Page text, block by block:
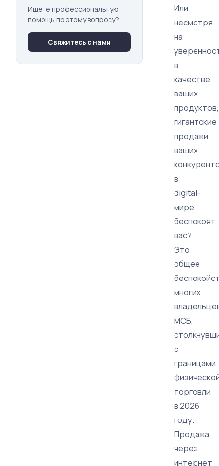
Ищете профессиональную
помощь по этому вопросу?
Свяжитесь с нами
Или,
несмотря
на
в
качестве
ваших
продуктов,
гигантские
продажи
ваших
в
digital-
мире
беспокоят
вас?
Это
общее
многих
МСБ,
с
границами
торговли
в 2026
году.
Продажа
через
интернет